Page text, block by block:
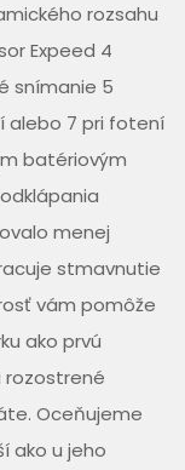
rozsahu
Expeed 4
snímanie 5
alebo 7 pri fotení
batériovým
menej
stmavnutie
vám pomôže
ako prvú
rozostrené
Oceňujeme
ako u jeho